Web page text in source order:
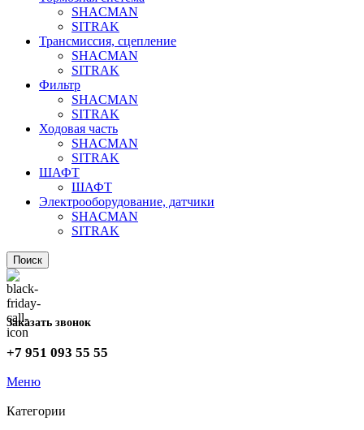
SHACMAN
SITRAK
Трансмиссия, сцепление
SHACMAN
SITRAK
Фильтр
SHACMAN
SITRAK
Ходовая часть
SHACMAN
SITRAK
ШАФТ
ШАФТ
Электрооборудование, датчики
SHACMAN
SITRAK
Поиск
Заказать звонок
+7 951 093 55 55
Меню
Категории